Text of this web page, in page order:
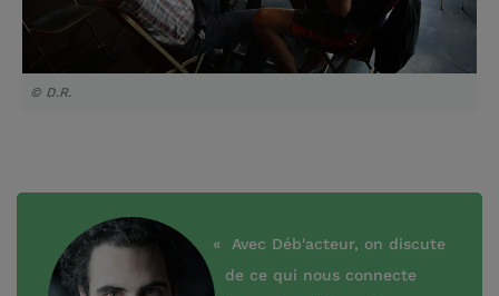
© D.R.
« Avec Déb'acteur, on discute
de ce qui nous connecte